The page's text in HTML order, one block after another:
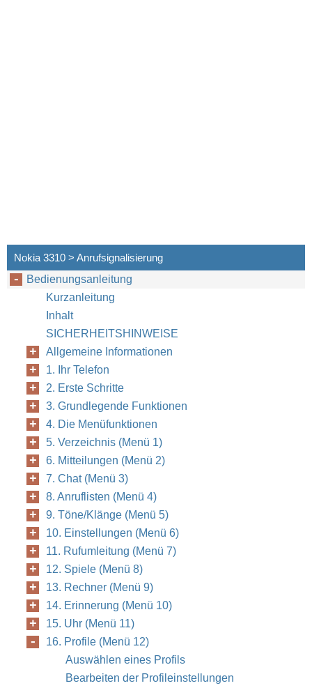
Nokia 3310 > Anrufsignalisierung
Bedienungsanleitung
Kurzanleitung
Inhalt
SICHERHEITSHINWEISE
Allgemeine Informationen
1. Ihr Telefon
2. Erste Schritte
3. Grundlegende Funktionen
4. Die Menüfunktionen
5. Verzeichnis (Menü 1)
6. Mitteilungen (Menü 2)
7. Chat (Menü 3)
8. Anruflisten (Menü 4)
9. Töne/Klänge (Menü 5)
10. Einstellungen (Menü 6)
11. Rufumleitung (Menü 7)
12. Spiele (Menü 8)
13. Rechner (Menü 9)
14. Erinnerung (Menü 10)
15. Uhr (Menü 11)
16. Profile (Menü 12)
Auswählen eines Profils
Bearbeiten der Profileinstellungen